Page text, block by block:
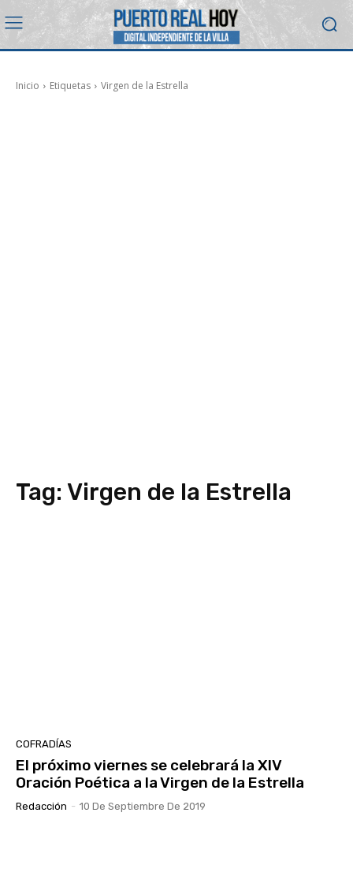
Inicio Etiquetas Virgen de la Estrella
Tag: Virgen de la Estrella
COFRADÍAS
El próximo viernes se celebrará la XIV
Oración Poética a la Virgen de la Estrella
Redacción - 10 De Septiembre De 2019